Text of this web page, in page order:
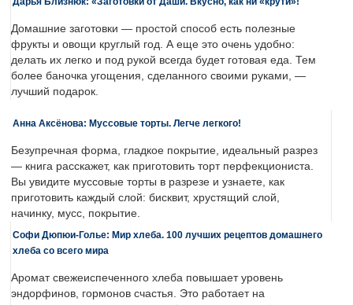
Домашние заготовки — простой способ есть полезные
фрукты и овощи круглый год. А еще это очень удобно:
делать их легко и под рукой всегда будет готовая еда. Тем
более баночка угощения, сделанного своими руками, —
лучший подарок.
Анна Аксёнова: Муссовые торты. Легче легкого!
Безупречная форма, гладкое покрытие, идеальный разрез
— книга расскажет, как приготовить торт перфекциониста.
Вы увидите муссовые торты в разрезе и узнаете, как
приготовить каждый слой: бисквит, хрустящий слой,
начинку, мусс, покрытие.
Софи Дюпюи-Голье: Мир хлеба. 100 лучших рецептов домашнего
хлеба со всего мира
Аромат свежеиспеченного хлеба повышает уровень
эндорфинов, гормонов счастья. Это работает на